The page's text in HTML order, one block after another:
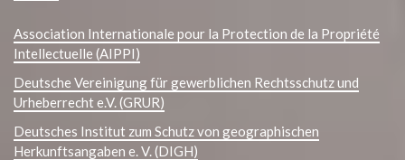
Association Internationale pour la Protection de la Propriété
Intellectuelle (AIPPI)
Deutsche Vereinigung für gewerblichen Rechtsschutz und
Urheberrecht e.V. (GRUR)
Deutsches Institut zum Schutz von geographischen
Herkunftsangaben e. V. (DIGH)